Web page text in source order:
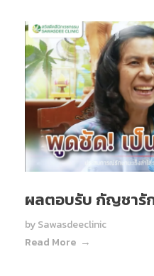
ผลตอบรับ กัญชารัก
bySawasdeeclinic
Read More